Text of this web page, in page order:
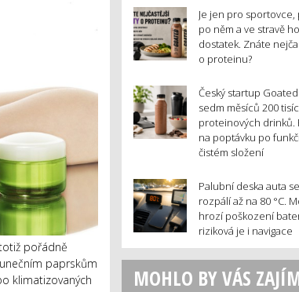
pořádně
paprskům
klimatizovaných
Je jen pro
po něm a ve stravě
dostatek. Znáte
o proteinu?
Český startup
sedm měsíců 200 tisíc
proteinových drinků.
na poptávku po
čistém složení
Palubní deska auta
rozpálí až na 80 °C.
hrozí poškození
riziková je i navigace
MOHLO BY VÁS